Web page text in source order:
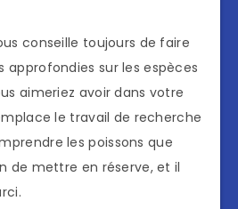
conseille toujours de faire
approfondies sur les espèces
aimeriez avoir dans votre
le travail de recherche
les poissons que
de mettre en réserve, et il